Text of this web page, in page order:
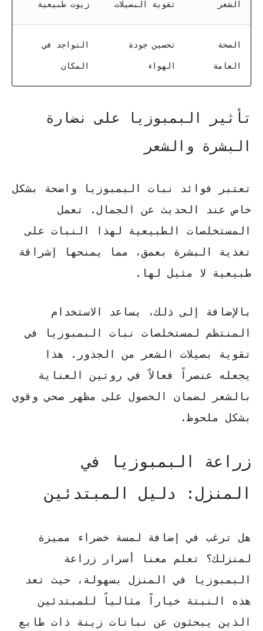
الشعر تقوية البصيلات زيوت طبيعية
الصحة
العامة
تحسين جودة
الهواء
التواجد في
المكان
تأثير البمبوزيا على نضارة
البشرة والشعر
تعتبر فوائد نبات البمبوزيا
واضحة بشكل
خاص عند الحديث عن الجمال. تعمل
المستخلصات الطبيعية لهذا النبات على
تغذية البشرة بعمق، مما يمنحها إشراقة
طبيعية لا مثيل لها.
بالإضافة إلى ذلك، يساعد الاستخدام
المنتظم لمستخلصات
نبات البمبوزيا
في
تقوية بصيلات الشعر من الجذور. هذا
يجعله عنصراً فعالاً في روتين العناية
بالشعر لضمان الحصول على مظهر صحي وقوي
بشكل ملحوظ.
زراعة البمبوزيا في
المنزل: دليل المبتدئين
هل ترغب في إضافة لمسة خضراء مميزة
لمنزلك؟ تعلم معنا أسرار زراعة
البمبوزيا في المنزل بسهولة، حيث تعد
هذه النبتة خياراً مثالياً للمبتدئين
الذين يبحثون عن نباتات زينة ذات طابع